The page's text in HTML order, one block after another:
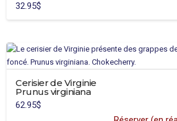
32.95$
Cerisier de Virginie
Prunus virginiana
62.95$